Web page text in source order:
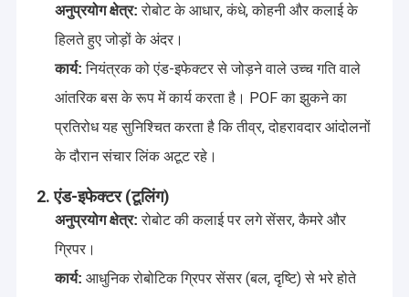
अनुप्रयोग क्षेत्र: रोबोट के आधार, कंधे, कोहनी और कलाई के
हिलते हुए जोड़ों के अंदर।
कार्य: नियंत्रक को एंड-इफेक्टर से जोड़ने वाले उच्च गति वाले
आंतरिक बस के रूप में कार्य करता है। POF का झुकने का
प्रतिरोध यह सुनिश्चित करता है कि तीव्र, दोहरावदार आंदोलनों
के दौरान संचार लिंक अटूट रहे।
2. एंड-इफेक्टर (टूलिंग)
अनुप्रयोग क्षेत्र: रोबोट की कलाई पर लगे सेंसर, कैमरे और
ग्रिपर।
कार्य: आधुनिक रोबोटिक ग्रिपर सेंसर (बल, दृष्टि) से भरे होते